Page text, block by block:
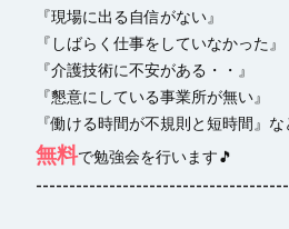
『現場に出る自信がない』
『しばらく仕事をしていなかった』
『介護技術に不安がある・・』
『懇意にしている事業所が無い』
『働ける時間が不規則と短時間
無料で勉強会を行います🎵